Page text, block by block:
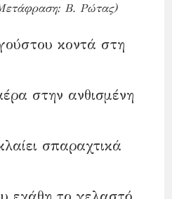
Β. Ρώτας)
κοντά στη
στην ανθισμένη
σπαραχτικά